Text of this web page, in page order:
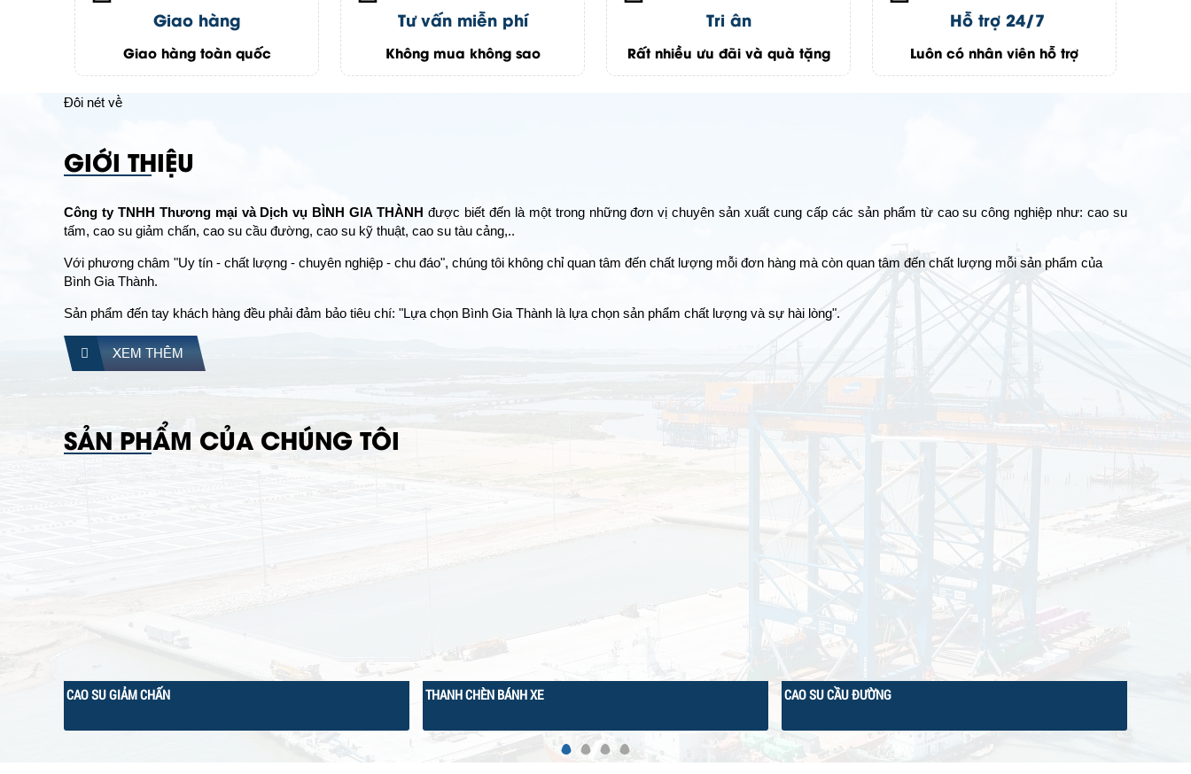
Giao hàng
Giao hàng toàn quốc
Tư vấn miễn phí
Không mua không sao
Tri ân
Rất nhiều ưu đãi và quà tặng
Hỗ trợ 24/7
Luôn có nhân viên hỗ trợ
Đôi nét về
GIỚI THIỆU
Công ty TNHH Thương mại và Dịch vụ BÌNH GIA THÀNH được biết đến là một trong những đơn vị chuyên sản xuất cung cấp các sản phẩm từ cao su công nghiệp như: cao su
tấm, cao su giảm chấn, cao su cầu đường, cao su kỹ thuật, cao su tàu cảng,..
Với phương châm "Uy tín - chất lượng - chuyên nghiệp - chu đáo", chúng tôi không chỉ quan tâm đến chất lượng mỗi đơn hàng mà còn quan tâm đến chất lượng mỗi sản phẩm của
Bình Gia Thành.
Sản phẩm đến tay khách hàng đều phải đảm bảo tiêu chí: "Lựa chọn Bình Gia Thành là lựa chọn sản phẩm chất lượng và sự hài lòng".
XEM THÊM
SẢN PHẨM CỦA CHÚNG TÔI
CAO SU GIẢM CHẤN THANH CHÈN BÁNH XE CAO SU CẦU ĐƯỜNG